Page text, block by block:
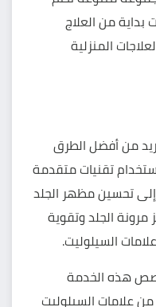
من العلاج
المنزلية
من أفضل الطرق
تقنيات متقدمة
إلى تحسين مظهر الجلد
مرونة الجلد وتقوية
السيلوليت.
هذه الخدمة
علامات السيلوليت